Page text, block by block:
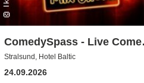
ComedySpass - Live
Mix-Show
Stralsund, Hotel Baltic
24.09.2026